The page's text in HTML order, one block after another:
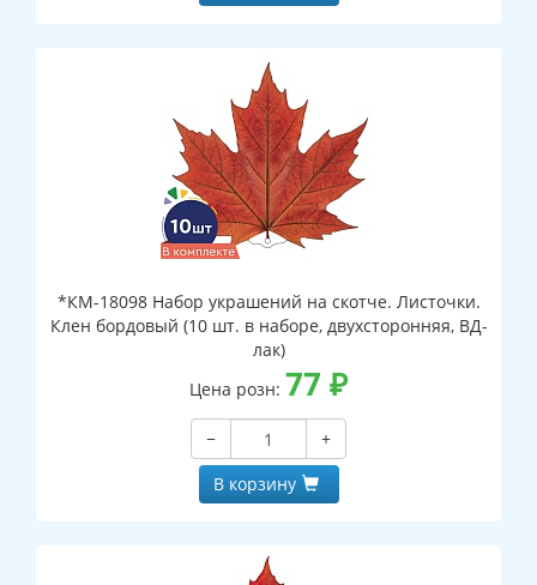
*КМ-18098 Набор украшений на скотче. Листочки.
Клен бордовый (10 шт. в наборе, двухсторонняя, ВД-
лак)
Цена розн: 77 ₽
−
+
В корзину